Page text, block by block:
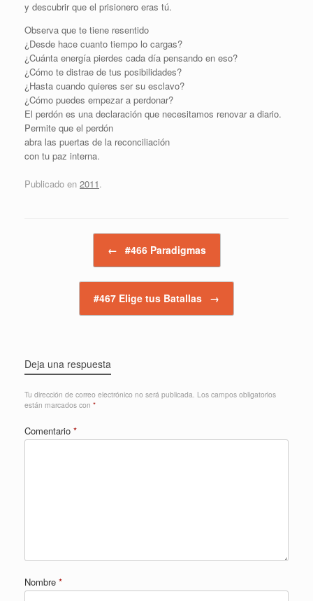
y descubrir que el prisionero eras tú.
Observa que te tiene resentido
¿Desde hace cuanto tiempo lo cargas?
¿Cuánta energía pierdes cada día pensando en eso?
¿Cómo te distrae de tus posibilidades?
¿Hasta cuando quieres ser su esclavo?
¿Cómo puedes empezar a perdonar?
El perdón es una declaración que necesitamos renovar a diario.
Permite que el perdón
abra las puertas de la reconciliación
con tu paz interna.
Publicado en 2011.
← #466 Paradigmas
#467 Elige tus Batallas →
Deja una respuesta
Tu dirección de correo electrónico no será publicada. Los campos obligatorios
están marcados con *
Comentario *
Nombre *